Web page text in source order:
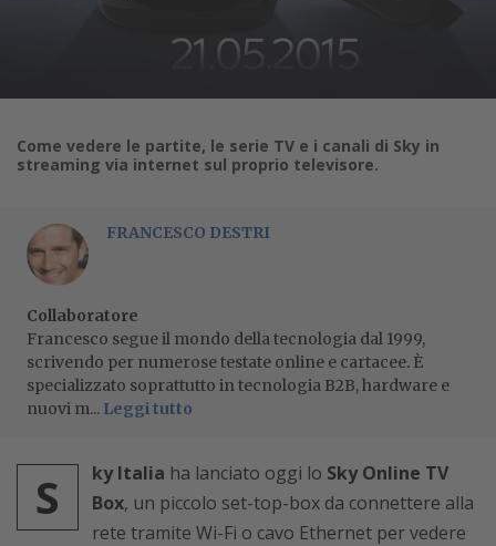
Come vedere le partite, le serie TV e i canali di Sky in
streaming via internet sul proprio televisore.
FRANCESCO DESTRI
Collaboratore
Francesco segue il mondo della tecnologia dal 1999,
scrivendo per numerose testate online e cartacee. È
specializzato soprattutto in tecnologia B2B, hardware e
nuovi m... Leggi tutto
S ky Italia ha lanciato oggi lo Sky Online TV
Box, un piccolo set-top-box da connettere alla
rete tramite Wi-Fi o cavo Ethernet per vedere